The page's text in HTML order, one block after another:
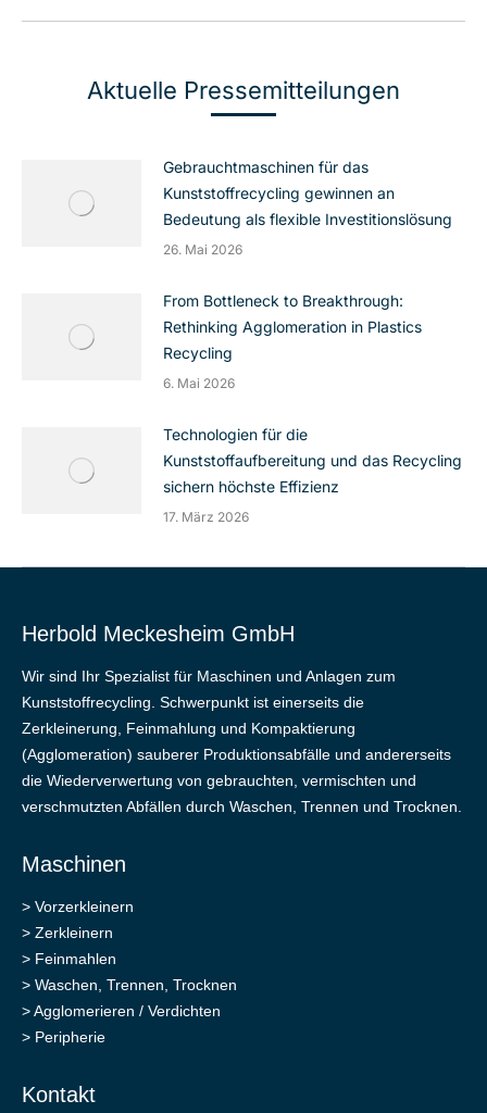
Aktuelle Pressemitteilungen
Gebrauchtmaschinen für das
Kunststoffrecycling gewinnen an
Bedeutung als flexible Investitionslösung
26. Mai 2026
From Bottleneck to Breakthrough:
Rethinking Agglomeration in Plastics
Recycling
6. Mai 2026
Technologien für die
Kunststoffaufbereitung und das Recycling
sichern höchste Effizienz
17. März 2026
Herbold Meckesheim GmbH
Wir sind Ihr Spezialist für Maschinen und Anlagen zum
Kunststoffrecycling. Schwerpunkt ist einerseits die
Zerkleinerung, Feinmahlung und Kompaktierung
(Agglomeration) sauberer Produktionsabfälle und andererseits
die Wiederverwertung von gebrauchten, vermischten und
verschmutzten Abfällen durch Waschen, Trennen und Trocknen.
Maschinen
> Vorzerkleinern
> Zerkleinern
> Feinmahlen
> Waschen, Trennen, Trocknen
>Agglomerieren / Verdichten
> Peripherie
Kontakt